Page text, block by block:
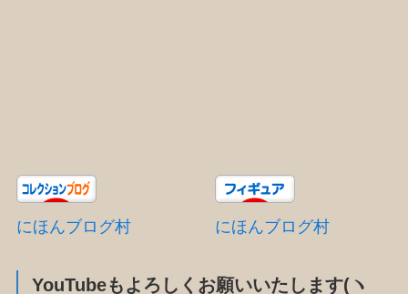
にほんブログ村 にほんブログ村
YouTubeもよろしくお願いいたします(ヽ